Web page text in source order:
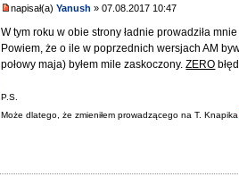
napisał(a)Yanush » 07.08.2017 10:47
W tym roku w obie strony ładnie prowadziła
Powiem, że o ile w poprzednich wersjach AM
połowy maja) byłem mile zaskoczony.ZERO
P.S.
Może dlatego, że zmieniłem prowadzącego na T.